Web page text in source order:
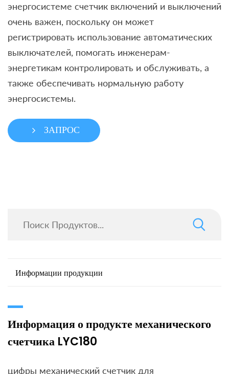
энергосистеме счетчик включений и выключений
очень важен, поскольку он может
регистрировать использование автоматических
выключателей, помогать инженерам-
энергетикам контролировать и обслуживать, а
также обеспечивать нормальную работу
энергосистемы.
ЗАПРОС
Информации продукции
Информация о продукте механического
счетчика LYC180
цифры механический счетчик для